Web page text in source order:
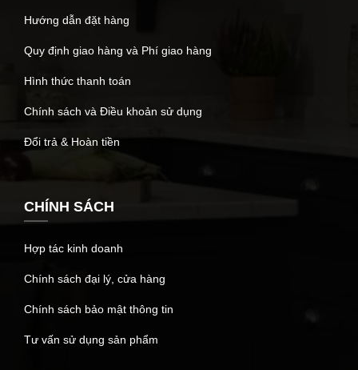
Hướng dẫn đặt hàng
Quy định giao hàng và Phí giao hàng
Hình thức thanh toán
Chính sách và Điều khoản sử dụng
Đổi trả & Hoàn tiền
CHÍNH SÁCH
Hợp tác kinh doanh
Chính sách đại lý, cửa hàng
Chính sách bảo mật thông tin
Tư vấn sử dụng sản phẩm